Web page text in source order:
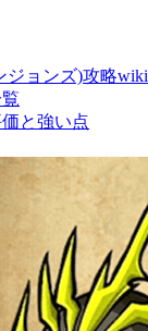
ジョンズ)攻略wiki
と強い点